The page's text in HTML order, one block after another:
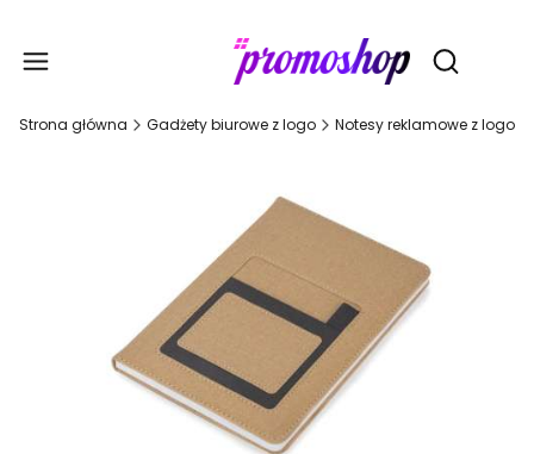
Otwórz
Strona główna Gadżety biurowe z logo Notesy reklamowe z logo